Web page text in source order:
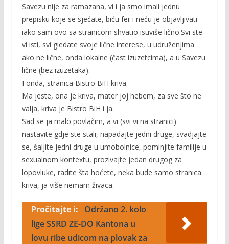
Savezu nije za ramazana, vi i ja smo imali jednu
prepisku koje se sjećate, biću fer i neću je objavljivati
iako sam ovo sa stranicom shvatio isuviše lično.Svi ste
vi isti, svi gledate svoje lične interese, u udruženjima
ako ne lične, onda lokalne (čast izuzetcima), a u Savezu
lične (bez izuzetaka).
I onda, stranica Bistro BiH kriva.
Ma jeste, ona je kriva, mater joj hebem, za sve što ne
valja, kriva je Bistro BiH i ja.
Sad se ja malo povlačim, a vi (svi vi na stranici)
nastavite gdje ste stali, napadajte jedni druge, svadjajte
se, šaljite jedni druge u umobolnice, pominjite familije u
sexualnom kontextu, prozivajte jedan drugog za
lopovluke, radite šta hoćete, neka bude samo stranica
kriva, ja više nemam živaca.
Pročitajte i:
Održano 2. kolo
lige SSRD ZE-DO Kantona u
lovu ribe udicom na plovak za